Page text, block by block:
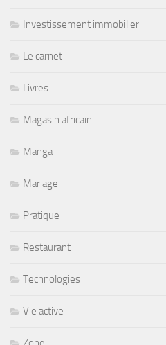
Investissement immobilier
Le carnet
Livres
Magasin africain
Manga
Mariage
Pratique
Restaurant
Technologies
Vie active